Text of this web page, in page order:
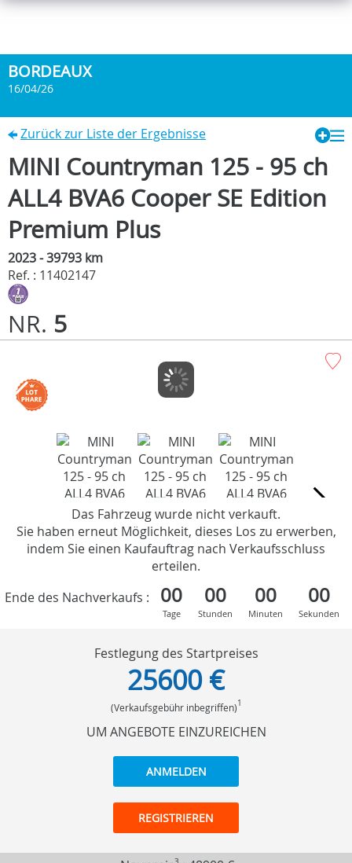
BORDEAUX
16/04/26
Zurück zur Liste der Ergebnisse
MINI Countryman 125 - 95 ch
ALL4 BVA6 Cooper SE Edition
Premium Plus
2023 - 39793 km
Ref. : 11402147
NR. 5
Das Fahrzeug wurde nicht verkauft.
Sie haben erneut Möglichkeit, dieses Los zu erwerben,
indem Sie einen Kaufauftrag nach Verkaufsschluss
erteilen.
Ende des Nachverkaufs :
00
Tage
00
Stunden
00
Minuten
00
Sekunden
Festlegung des Startpreises
25600 €
(Verkaufsgebühr inbegriffen)1
UM ANGEBOTE EINZUREICHEN
ANMELDEN
REGISTRIEREN